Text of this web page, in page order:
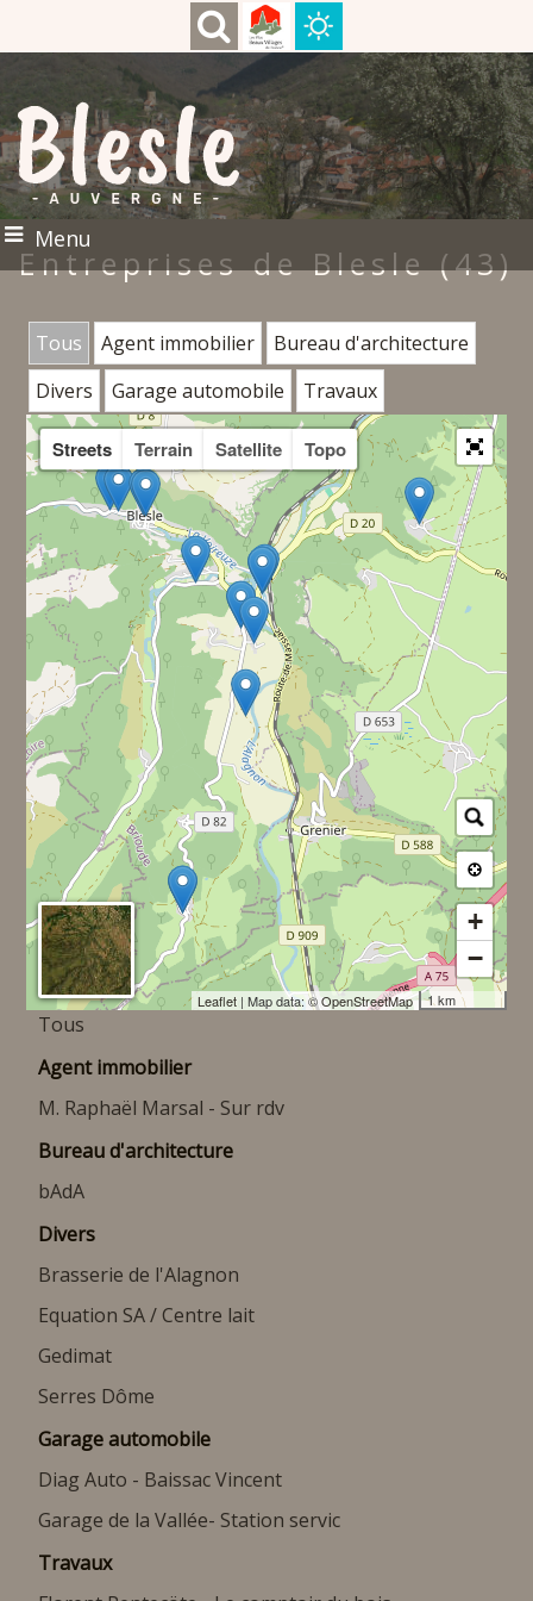
Menu
Entreprises de Blesle (43)
Tous Agent immobilier
Bureau d'architecture
Divers
Garage automobile Travaux
Streets Terrain Satellite Topo
+
−
1 km
Leaflet| Map data: ©OpenStreetMap
Tous
Agent immobilier
M. Raphaël Marsal - Sur rdv
Bureau d'architecture
bAdA
Divers
Brasserie de l'Alagnon
Equation SA / Centre lait
Gedimat
Serres Dôme
Garage automobile
Diag Auto - Baissac Vincent
Garage de la Vallée- Station servic
Travaux